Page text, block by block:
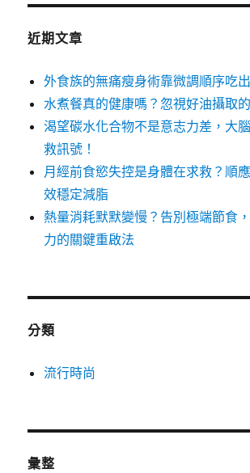
近期文章
外食族的無痛瘦身術靠微調順序吃
水煮餐真的健康嗎？忽視好油攝取
渴望碳水化合物不是意志力差，大
救訊號！
月經前食慾失控是身體在求救？順
效穩定減脂
熱量消耗默默變慢？告別極端節食
力的關鍵重啟法
分類
流行時尚
彙整